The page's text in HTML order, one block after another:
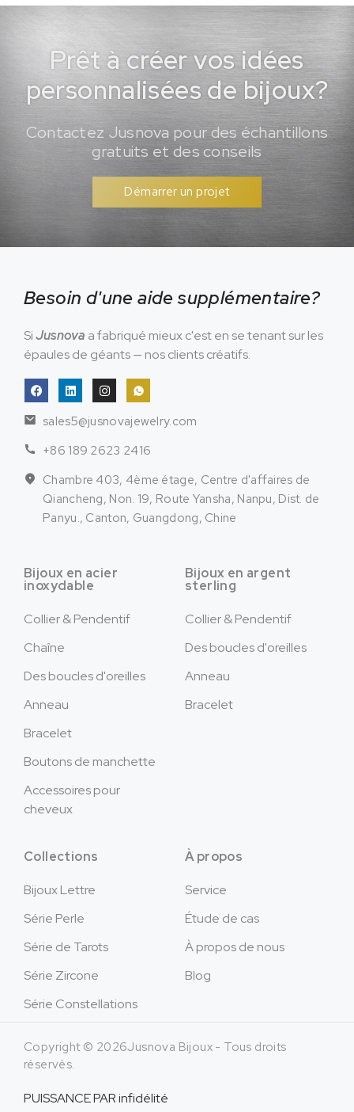
Prêt à créer vos idées
personnalisées de bijoux?
Contactez Jusnova pour des échantillons
gratuits et des conseils
Démarrer un projet
Besoin d'une aide supplémentaire?
SiJusnova a fabriqué mieux c'est en se tenant sur les
épaules de géants — nos clients créatifs.
sales5@jusnovajewelry.com
+86 189 2623 2416
Chambre 403, 4ème étage, Centre d'affaires de
Qiancheng, Non. 19, Route Yansha, Nanpu, Dist. de
Panyu., Canton, Guangdong, Chine
Bijoux en acier
inoxydable
Collier & Pendentif
Chaîne
Des boucles d'oreilles
Anneau
Bracelet
Boutons de manchette
Accessoires pour
cheveux
Bijoux en argent
sterling
Collier & Pendentif
Des boucles d'oreilles
Anneau
Bracelet
Collections
Bijoux Lettre
Série Perle
Série de Tarots
Série Zircone
Série Constellations
À propos
Service
Étude de cas
À propos de nous
Blog
Copyright © 2026Jusnova Bijoux - Tous droits
réservés.
PUISSANCE PARinfidélité